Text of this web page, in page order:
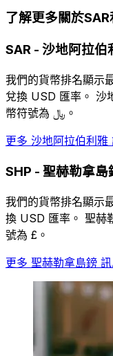
了解更多關於
SAR - 沙地阿拉伯
我們的貨幣排名顯示
兌換 USD 匯率。 沙
幣符號為 ﷼。
更多 沙地阿拉伯利雅
SHP - 聖赫勒拿島
我們的貨幣排名顯示
換 USD 匯率。 聖赫
號為 £。
更多 聖赫勒拿島鎊